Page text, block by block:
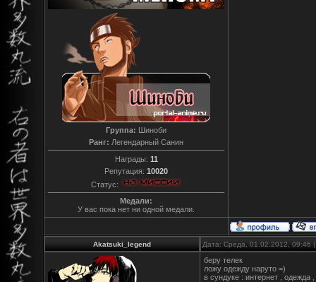
Группа: Шиноби
Ранг: Легендарный Санин
Награды: 11
Репутация: 10020
Статус:
Медали:
У вас пока нет ни одной медали.
Akatsuki_legend Дата: Среда, 01.02.2012,
беру телек
ложу одежду наруто =)
в сундуке : интернет , одежда